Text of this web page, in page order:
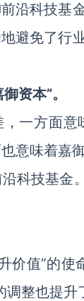
沿科技基
避免了行
资本”。
，一方面
意味着嘉
科技基金
价值”的
整也提升